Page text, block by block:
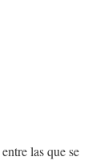
entre las que se